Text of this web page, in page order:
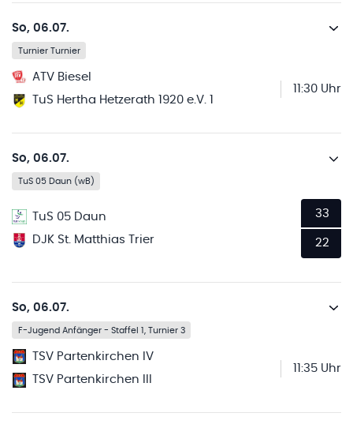
So, 06.07.
Turnier Turnier
ATV Biesel
TuS Hertha Hetzerath 1920 e.V. 1
11:30 Uhr
So, 06.07.
TuS 05 Daun (wB)
TuS 05 Daun
DJK St. Matthias Trier
33
22
So, 06.07.
F-Jugend Anfänger - Staffel 1, Turnier 3
TSV Partenkirchen IV
TSV Partenkirchen III
11:35 Uhr